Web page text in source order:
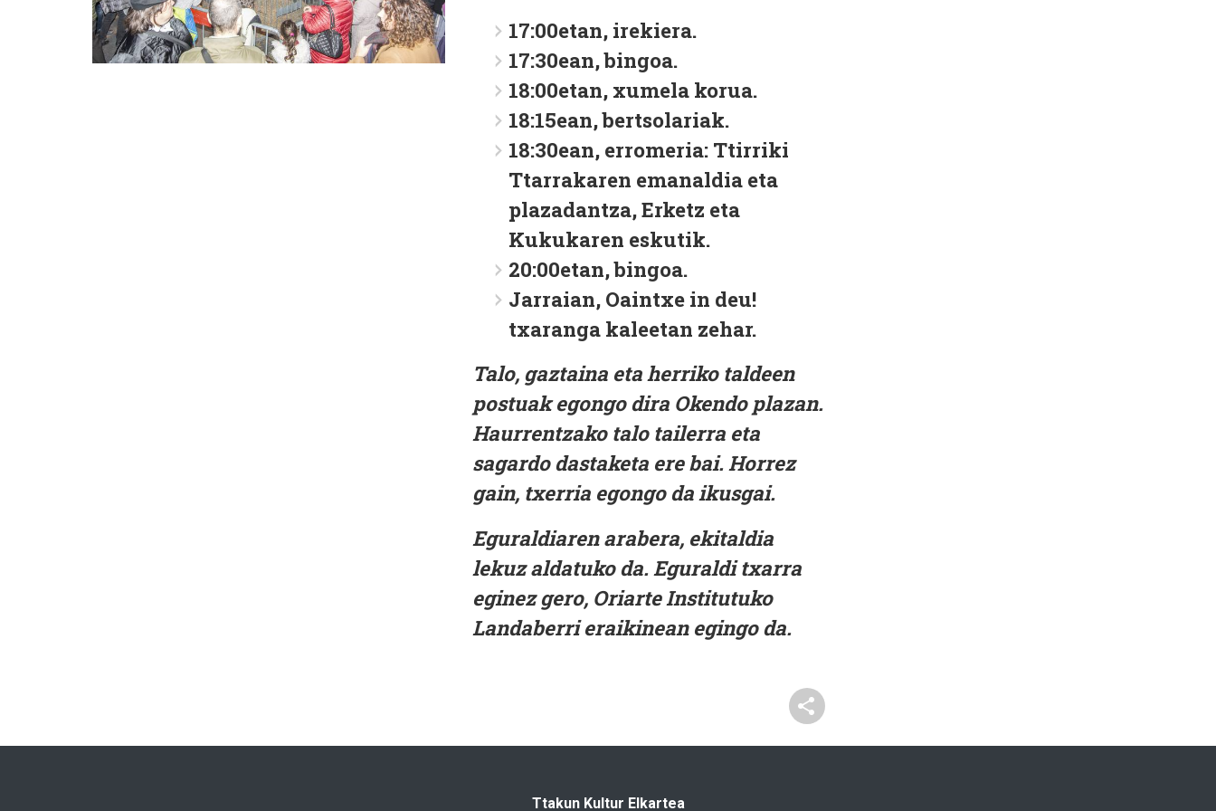
17:00etan, irekiera.
17:30ean,bingoa.
18:00etan, xumela korua.
18:15ean,bertsolariak.
18:30ean, erromeria: Ttirriki
Ttarrakaren emanaldia eta
plazadantza, Erketz eta
Kukukaren eskutik.
20:00etan,bingoa.
Jarraian, Oaintxe in deu!
txaranga kaleetan zehar.
Talo, gaztaina eta herriko taldeen
postuak egongo dira Okendo plazan.
Haurrentzako talo tailerra eta
sagardo dastaketa ere bai. Horrez
gain, txerria egongo da ikusgai.
Eguraldiaren arabera, ekitaldia
lekuz aldatuko da. Eguraldi txarra
eginez gero, Oriarte Institutuko
Landaberri eraikinean egingo da.
Ttakun Kultur Elkartea